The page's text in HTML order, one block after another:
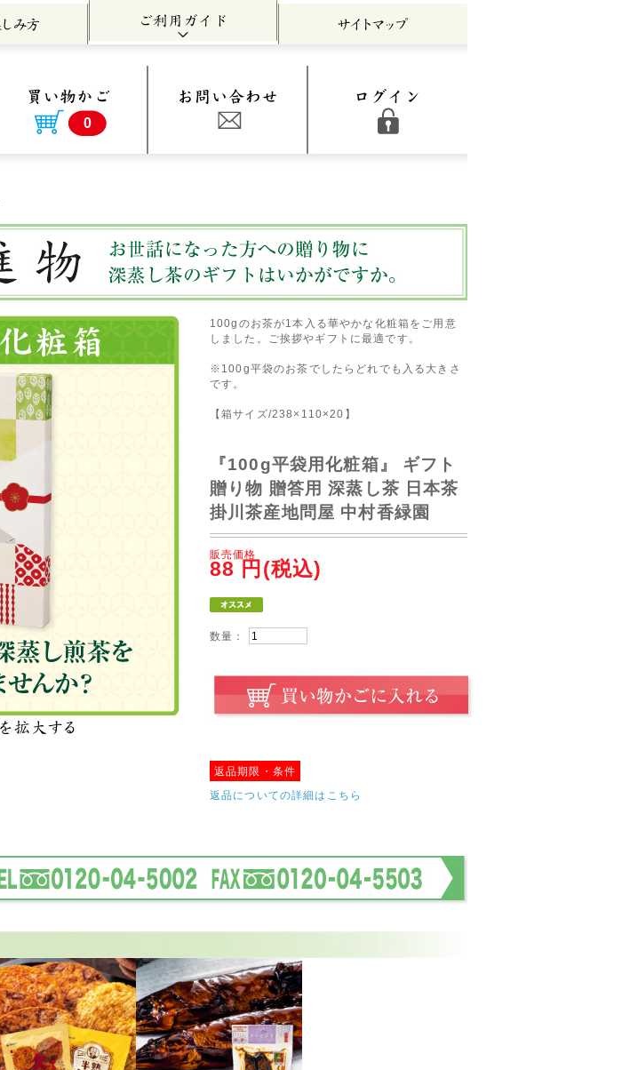
0
箱』 ギフト 贈り物 贈答用 深蒸し茶 日本茶 掛川茶産地問屋 中村香緑園
100gのお茶が1本入る華やかな化粧箱をご用意
しました。ご挨拶やギフトに最適です。
※100g平袋のお茶でしたらどれでも入る大きさ
です。
【箱サイズ/238×110×20】
『100g平袋用化粧箱』 ギフト
贈り物 贈答用 深蒸し茶 日本茶
掛川茶産地問屋 中村香緑園
販売価格
88 円(税込)
数量：
返品期限・条件
返品についての詳細はこちら